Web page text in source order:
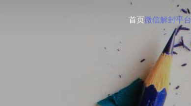
首页微信解封平台